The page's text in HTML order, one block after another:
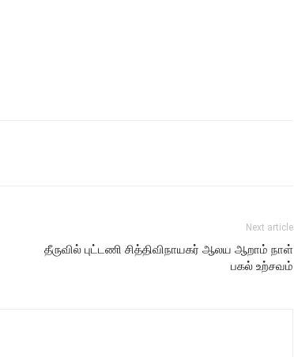
Next article
தீருவில் புட்டணி சித்திவிநாயகர் ஆலய ஆறாம் நாள்
பகல் உற்சவம்